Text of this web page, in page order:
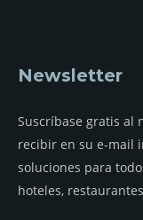
Newsletter
Suscríbase gratis al
recibir en su e-mail
soluciones para
hoteles,